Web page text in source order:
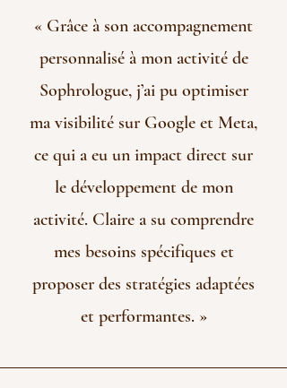
« Grâce à son accompagnement
personnalisé à mon activité de
Sophrologue, j’ai pu optimiser
ma visibilité sur Google et Meta,
ce qui a eu un impact direct sur
le développement de mon
activité. Claire a su comprendre
mes besoins spécifiques et
proposer des stratégies adaptées
et performantes. »